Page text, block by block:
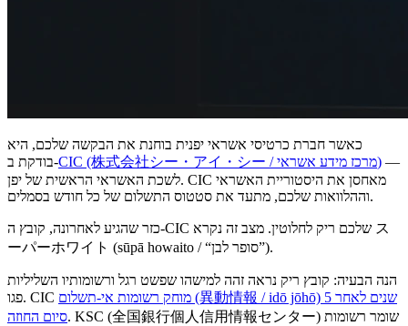
כאשר חברת כרטיסי אשראי יפנית בוחנת את הבקשה שלכם, היא
בודקת ב-
CIC (株式会社シー・アイ・シー / מרכז מידע אשראי) —
לשכת האשראי הראשית של יפן. CIC מאחסן את היסטוריית האשראי
וההלוואות שלכם, מתעד את סטטוס התשלום של כל חודש בסמלים.
כזר שהגיע לאחרונה, קובץ ה-CIC שלכם ריק לחלוטין. מצב זה נקרא ス
ーパーホワイト (sūpā howaito / “סופר לבן”).
הנה הבעיה: קובץ ריק נראה זהה למישהו שפשט רגל ורשומותיו השליליות
פגו. CIC מוחק רשומות אי-תשלום (異動情報 / idō jōhō) 5 שנים לאחר
סיום החוזה. KSC (全国銀行個人信用情報センター) שומר רשומות